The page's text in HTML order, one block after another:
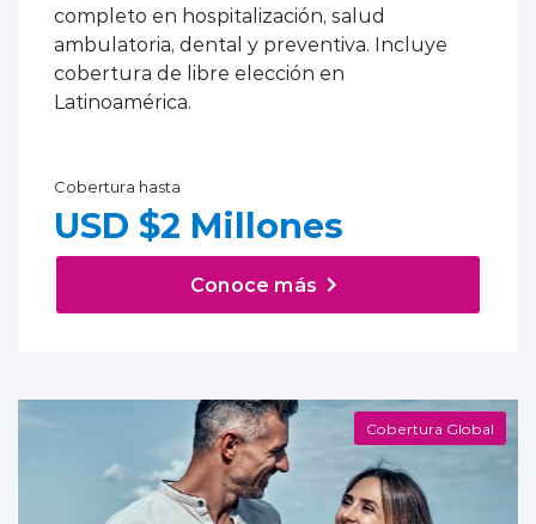
completo en hospitalización, salud
ambulatoria, dental y preventiva. Incluye
cobertura de libre elección en
Latinoamérica.
Cobertura hasta
USD $2 Millones
Conoce más
Cobertura Global